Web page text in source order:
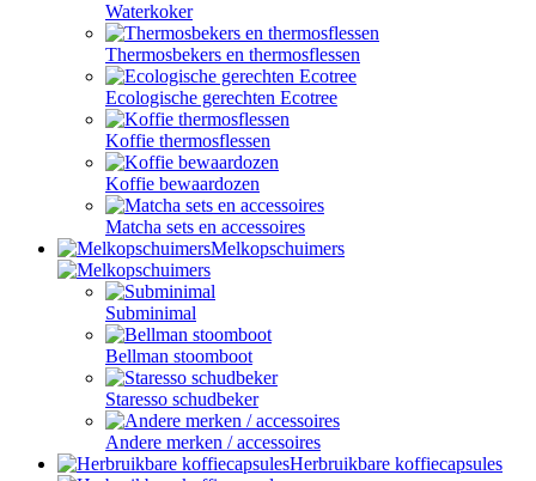
Waterkoker
Thermosbekers en thermosflessen
Ecologische gerechten Ecotree
Koffie thermosflessen
Koffie bewaardozen
Matcha sets en accessoires
Melkopschuimers
Subminimal
Bellman stoomboot
Staresso schudbeker
Andere merken / accessoires
Herbruikbare koffiecapsules